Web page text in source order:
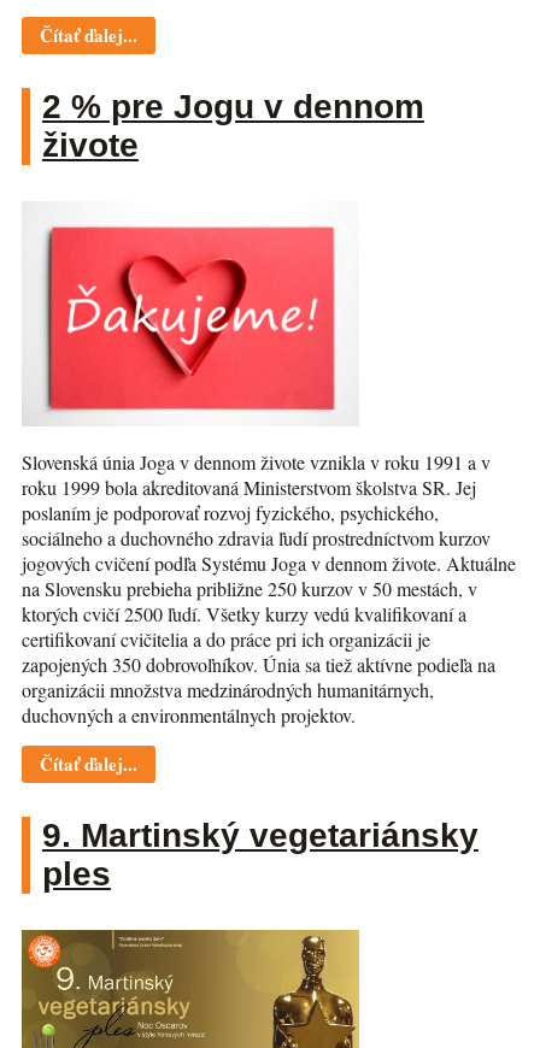
Čítať ďalej...
2 % pre Jogu v dennom
živote
Slovenská únia Joga v dennom živote vznikla v roku 1991 a v
roku 1999 bola akreditovaná Ministerstvom školstva SR. Jej
poslaním je podporovať rozvoj fyzického, psychického,
sociálneho a duchovného zdravia ľudí prostredníctvom kurzov
jogových cvičení podľa Systému Joga v dennom živote. Aktuálne
na Slovensku prebieha približne 250 kurzov v 50 mestách, v
ktorých cvičí 2500 ľudí. Všetky kurzy vedú kvalifikovaní a
certifikovaní cvičitelia a do práce pri ich organizácii je
zapojených 350 dobrovoľníkov. Únia sa tiež aktívne podieľa na
organizácii množstva medzinárodných humanitárnych,
duchovných a environmentálnych projektov.
Čítať ďalej...
9. Martinský vegetariánsky
ples